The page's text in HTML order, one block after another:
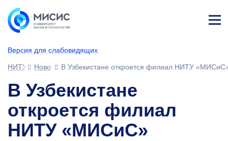
Версия для слабовидящих
ине
НИТУ МИСИС
НовостиВ Узбекистане откроется филиал НИТУ
В Узбекистане
откроется филиал
НИТУ «МИСиС»